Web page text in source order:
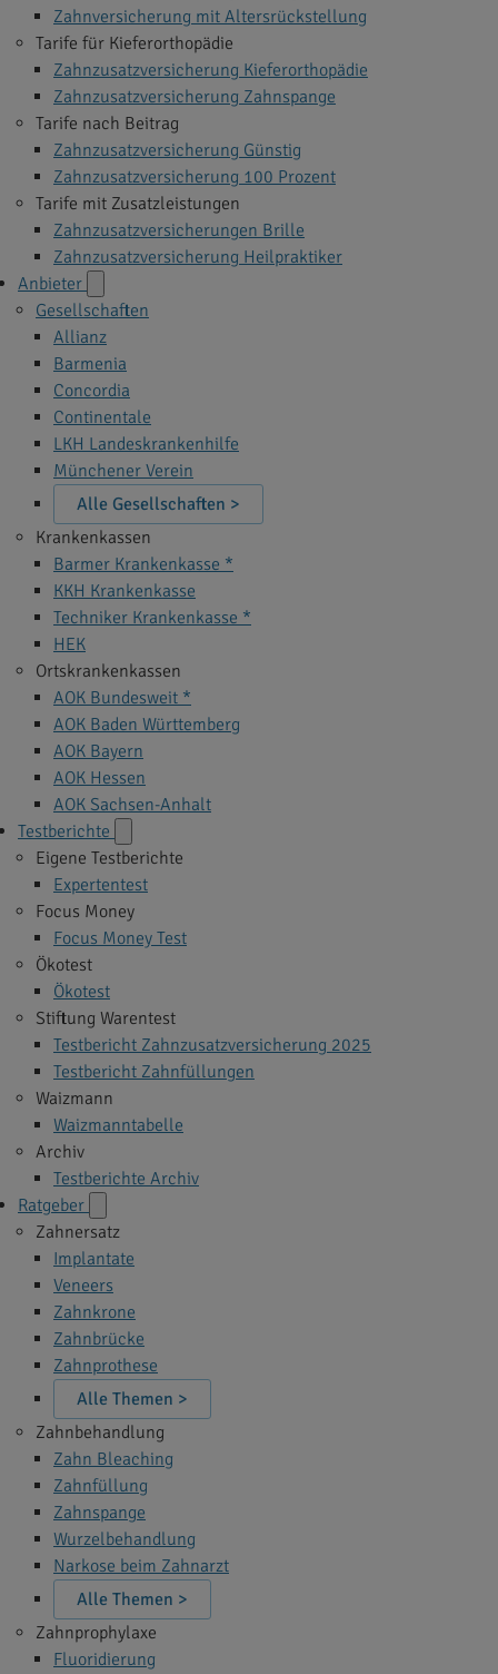
Zahnversicherung mit Altersrückstellung
Tarife für Kieferorthopädie
Zahnzusatzversicherung Kieferorthopädie
Zahnzusatzversicherung Zahnspange
Tarife nach Beitrag
Zahnzusatzversicherung Günstig
Zahnzusatzversicherung 100 Prozent
Tarife mit Zusatzleistungen
Zahnzusatzversicherungen Brille
Zahnzusatzversicherung Heilpraktiker
Anbieter
Gesellschaften
Allianz
Barmenia
Concordia
Continentale
LKH Landeskrankenhilfe
Münchener Verein
Alle Gesellschaften >
Krankenkassen
Barmer Krankenkasse *
KKH Krankenkasse
Techniker Krankenkasse *
HEK
Ortskrankenkassen
AOK Bundesweit *
AOK Baden Württemberg
AOK Bayern
AOK Hessen
AOK Sachsen-Anhalt
Testberichte
Eigene Testberichte
Expertentest
Focus Money
Focus Money Test
Ökotest
Ökotest
Stiftung Warentest
Testbericht Zahnzusatzversicherung 2025
Testbericht Zahnfüllungen
Waizmann
Waizmanntabelle
Archiv
Testberichte Archiv
Ratgeber
Zahnersatz
Implantate
Veneers
Zahnkrone
Zahnbrücke
Zahnprothese
Alle Themen >
Zahnbehandlung
Zahn Bleaching
Zahnfüllung
Zahnspange
Wurzelbehandlung
Narkose beim Zahnarzt
Alle Themen >
Zahnprophylaxe
Fluoridierung